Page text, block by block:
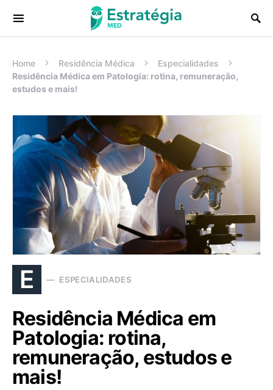
Procurar:
Home Residência Médica
Especialidades
Residência Médica em Patologia: rotina, remuneração,
estudos e mais!
E ESPECIALIDADES
Residência Médica em
Patologia: rotina,
remuneração, estudos e
mais!